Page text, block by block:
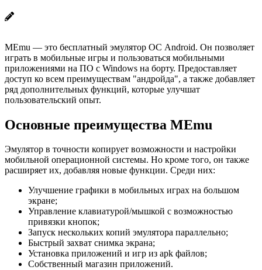
MEmu — это бесплатный эмулятор ОС Android. Он позволяет
играть в мобильные игры и пользоваться мобильными
приложениями на ПО с Windows на борту. Предоставляет
доступ ко всем преимуществам "андройда", а также добавляет
ряд дополнительных функций, которые улучшат
пользовательский опыт.
Основные преимущества MEmu
Эмулятор в точности копирует возможности и настройки
мобильной операционной системы. Но кроме того, он также
расширяет их, добавляя новые функции. Среди них:
Улучшение графики в мобильных играх на большом
экране;
Управление клавиатурой/мышкой с возможностью
привязки кнопок;
Запуск нескольких копий эмулятора параллельно;
Быстрый захват снимка экрана;
Установка приложений и игр из apk файлов;
Собственный магазин приложений.